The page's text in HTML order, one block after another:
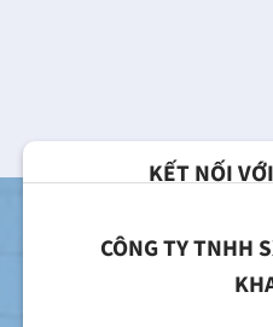
KẾT NỐI
CÔNG TY TNHH